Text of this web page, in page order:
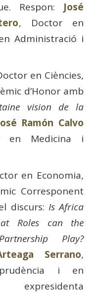
Respon: José
, Doctor en
Administració i
en Ciències,
d’Honor amb
vision de la
Ramón Calvo
en Medicina i
en Economia,
Corresponent
discurs: Is Africa
Roles can the
Play?
Serrano,
i en